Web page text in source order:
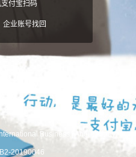
付宝扫码
企业账号找回
Business About Alipay
20190046